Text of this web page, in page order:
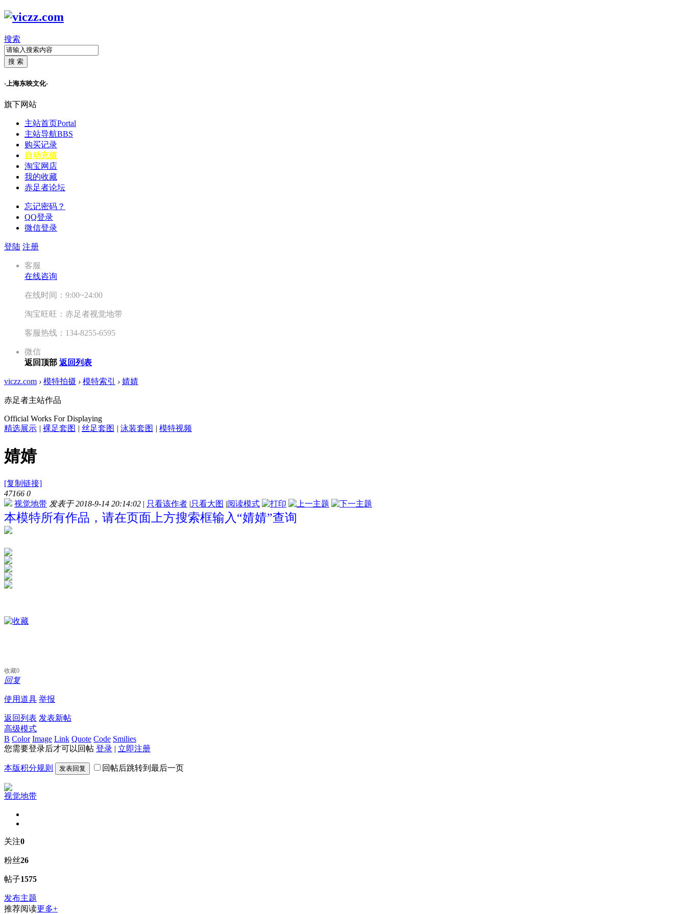
搜索
搜 索
-上海东映文化-
旗下网站
主站首页Portal
主站导航BBS
购买记录
自动充值
淘宝网店
我的收藏
赤足者论坛
忘记密码？
QQ登录
微信登录
登陆 注册
客服
在线咨询
在线时间：9:00~24:00
淘宝旺旺：赤足者视觉地带
客服热线：134-8255-6595
微信
返回顶部 返回列表
viczz.com › 模特拍摄 › 模特索引 › 婧婧
赤足者主站作品
Official Works For Displaying
精选展示 | 裸足套图 | 丝足套图 | 泳装套图 | 模特视频
婧婧
[复制链接]
47166 0
视觉地带 发表于 2018-9-14 20:14:02 | 只看该作者 |只看大图 |阅读模式
本模特所有作品，请在页面上方搜索框输入“婧婧”查询
收藏0
回复
使用道具 举报
返回列表 发表新帖
高级模式
B Color Image Link Quote Code Smilies
您需要登录后才可以回帖 登录 | 立即注册
本版积分规则 发表回复 回帖后跳转到最后一页
视觉地带
关注0
粉丝26
帖子1575
发布主题
推荐阅读更多+